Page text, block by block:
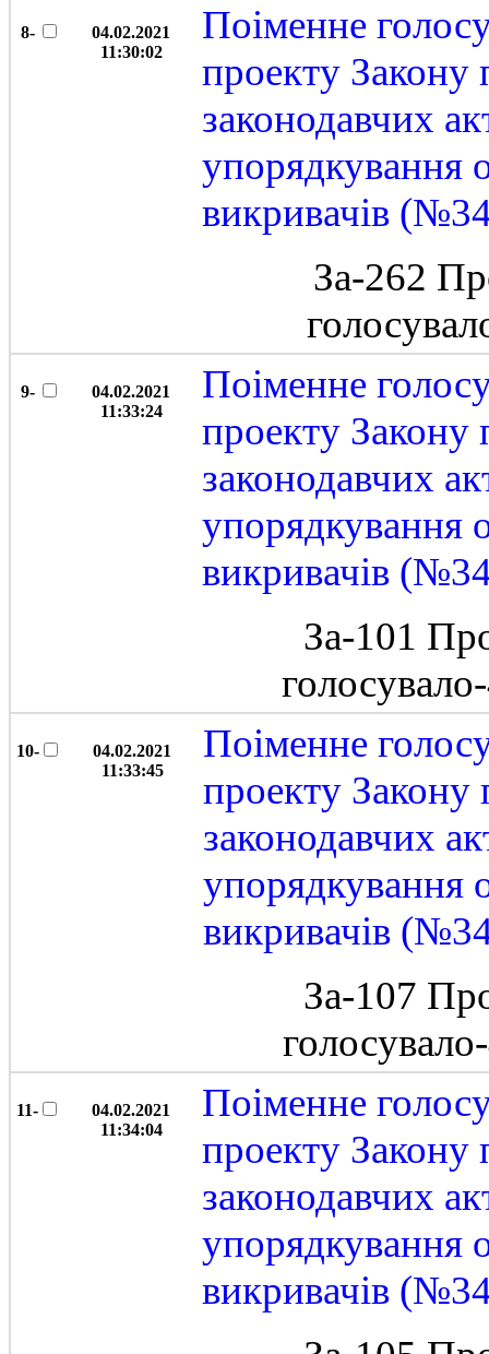
8-
04.02.2021
11:30:02
Поіменне
проекту Закону
законодавчих
упорядкування
викривачів
За-262
9-
04.02.2021
11:33:24
Поіменне
проекту Закону
законодавчих
упорядкування
викривачів
За-101
10-
04.02.2021
11:33:45
Поіменне
проекту Закону
законодавчих
упорядкування
викривачів
За-107
11-
04.02.2021
11:34:04
Поіменне
проекту Закону
законодавчих
упорядкування
викривачів